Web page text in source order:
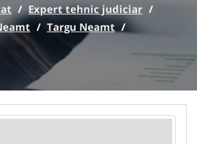
/ Expert tehnic judiciar /
/ Targu Neamt /